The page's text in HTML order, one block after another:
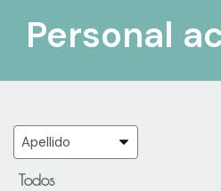
Personal
Todos